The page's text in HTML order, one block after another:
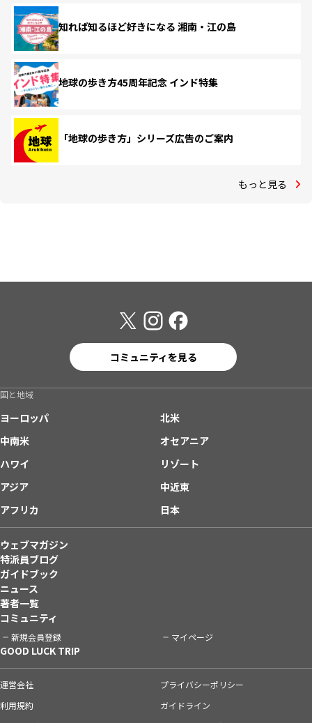
知れば知るほど好きになる 湘南・江の島
地球の歩き方45周年記念 インド特集
「地球の歩き方」シリーズ広告のご案内
もっと見る
コミュニティを見る
国と地域
ヨーロッパ
北米
中南米
オセアニア
ハワイ
リゾート
アジア
中近東
アフリカ
日本
ウェブマガジン
特派員ブログ
ガイドブック
ニュース
著者一覧
コミュニティ
新規会員登録 マイページ
GOOD LUCK TRIP
運営会社
プライバシーポリシー
利用規約
ガイドライン